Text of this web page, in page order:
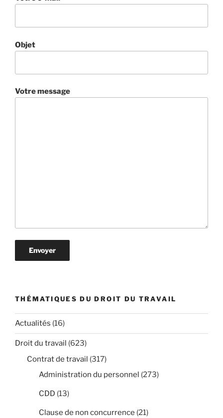
Objet
Votre message
THÉMATIQUES DU DROIT DU TRAVAIL
Actualités (16)
Droit du travail (623)
Contrat de travail (317)
Administration du personnel (273)
CDD (13)
Clause de non concurrence (21)